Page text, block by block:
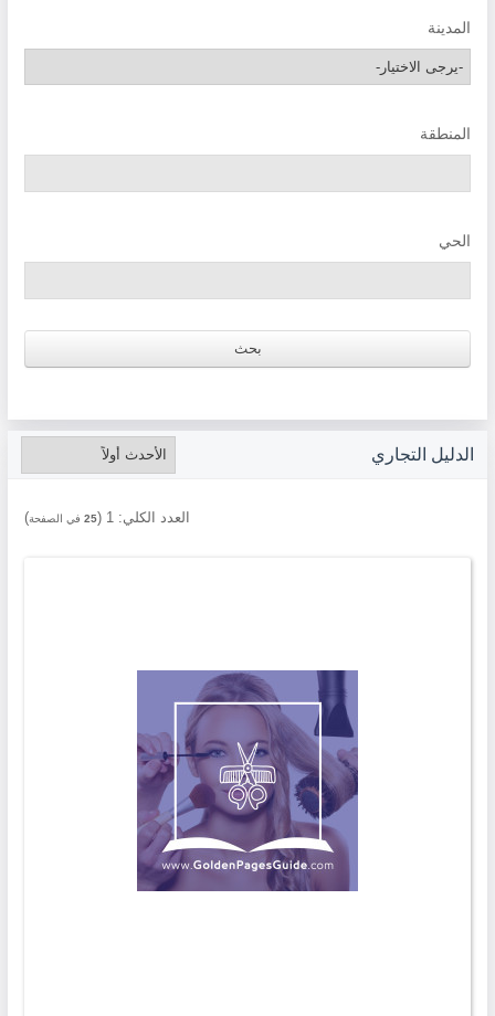
المدينة
المنطقة
الحي
الدليل التجاري
العدد الكلي: 1
(
25 في الصفحة)